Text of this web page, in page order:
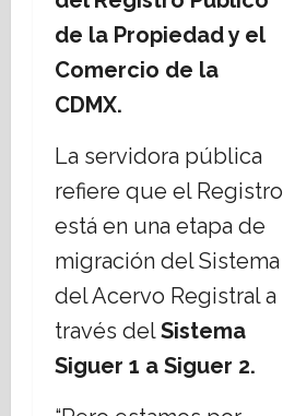
de la Propiedad y el
Comercio de la
CDMX.
La servidora pública
refiere que el Registro
está en una etapa de
migración del Sistema
del Acervo Registral a
través delSistema
Siguer 1 a Siguer 2.